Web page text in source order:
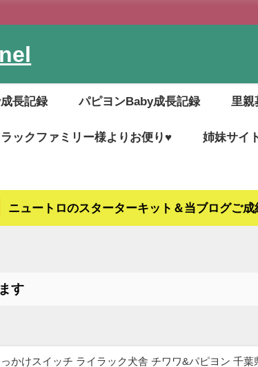
長記録 パピヨンBaby成長記録 里親
ックファミリー様よりお便り♥ 姉妹サイ
ニュートロのスターターキット＆当ブログご成
す
舎 チワワ&パピヨン 千葉県土屋ブリー